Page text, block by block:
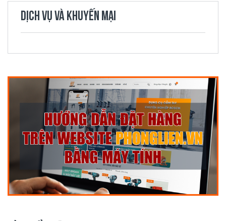
DỊCH VỤ VÀ KHUYẾN MẠI